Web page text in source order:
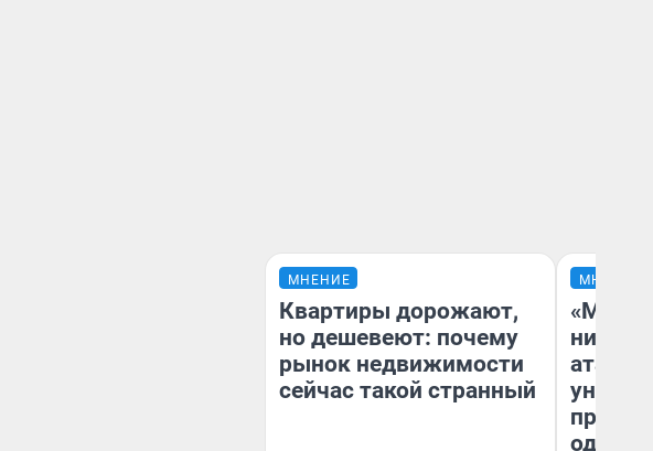
МНЕНИЕ
Квартиры дорожают,
но дешевеют: почему
рынок недвижимости
сейчас такой странный
МНЕНИЕ
атаки